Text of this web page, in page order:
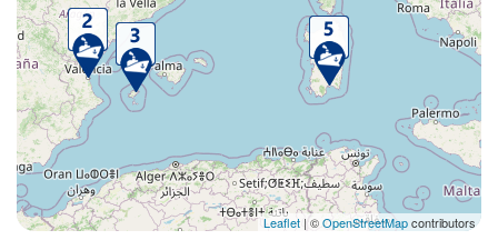
Leaflet | ©OpenStreetMapcontributors